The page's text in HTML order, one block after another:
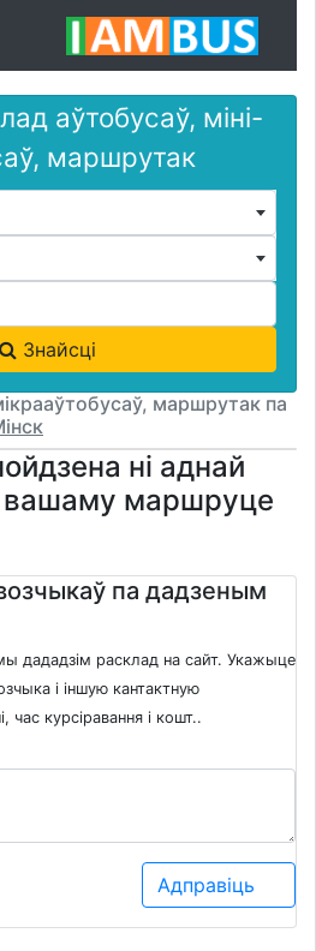
аўтобусаў, міні-
маршрутак
Знайсці
маршрутак па
ні аднай
вашаму маршруце
па дадзеным
дададзім расклад на сайт. Укажыце
і іншую кантактную
курсіравання і кошт..
Адправіць